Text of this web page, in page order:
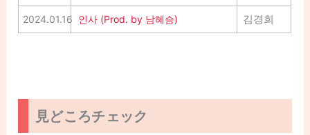
2024.01.16 인사 (Prod. by 남혜승) 김경희
見どころチェック